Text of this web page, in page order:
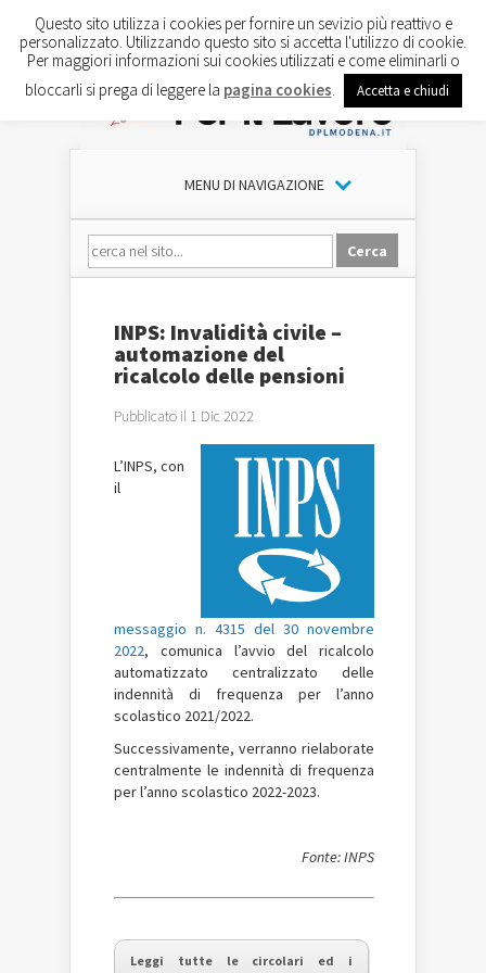
MENU DI NAVIGAZIONE
INPS: Invalidità civile –
automazione del
ricalcolo delle pensioni
Pubblicato il 1 Dic 2022
L’INPS, con
il
messaggio n. 4315 del 30 novembre
2022, comunica l’avvio del ricalcolo
automatizzato centralizzato delle
indennità di frequenza per l’anno
scolastico 2021/2022.
Successivamente, verranno rielaborate
centralmente le indennità di frequenza
per l’anno scolastico 2022-2023.
Fonte: INPS
Leggi tutte le circolari ed i
Questo sito utilizza i cookies per fornire un sevizio più reattivo e
personalizzato. Utilizzando questo sito si accetta l'utilizzo di cookie.
Per maggiori informazioni sui cookies utilizzati e come eliminarli o
bloccarli si prega di leggere la pagina cookies Accetta e chiudi